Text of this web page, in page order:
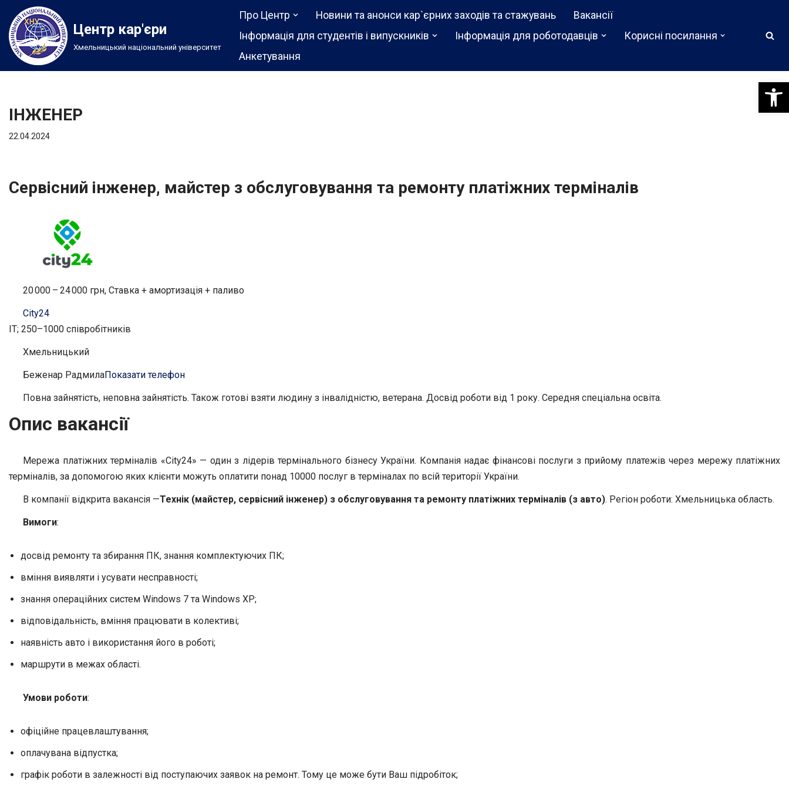
Перейти
до
вмісту
Центр кар'єри
Хмельницький національний університет
Про Центр Новини та анонси кар`єрних заходів та стажувань
Вакансії
Інформація для студентів і випускників
Інформація для роботодавців
Корисні посилання
Анкетування
ІНЖЕНЕР
22.04.2024
Сервісний інженер, майстер з обслуговування та ремонту платіжних терміналів
20 000 – 24 000 грн, Ставка + амортизація + паливо
City24
IT; 250–1000 співробітників
Хмельницький
Беженар РадмилаПоказати телефон
Повна зайнятість, неповна зайнятість. Також готові взяти людину з інвалідністю, ветерана. Досвід роботи від 1 року. Середня спеціальна освіта.
Опис вакансії
Мережа платіжних терміналів «City24» — один з лідерів термінального бізнесу України. Компанія надає фінансові послуги з прийому платежів через мережу платіжних
терміналів, за допомогою яких клієнти можуть оплатити понад 10000 послуг в терміналах по всій території України.
В компанії відкрита вакансія —Технік (майстер, сервісний інженер) з обслуговування та ремонту платіжних терміналів (з авто). Регіон роботи: Хмельницька область.
Вимоги:
досвід ремонту та збирання ПК, знання комплектуючих ПК;
вміння виявляти і усувати несправності;
знання операційних систем Windows 7 та Windows XP;
відповідальність, вміння працювати в колективі;
наявність авто і використання його в роботі;
маршрути в межах області.
Умови роботи:
офіційне працевлаштування;
оплачувана відпустка;
графік роботи в залежності від поступаючих заявок на ремонт. Тому це може бути Ваш підробіток;